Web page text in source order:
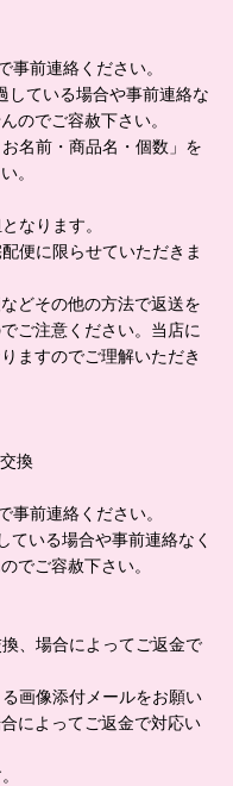
前連絡ください。
している場合や事前連絡な
のでご容赦下さい。
名前・商品名・個数」を
。
なります。
便に限らせていただきま
どその他の方法で返送を
ご注意ください。当店に
ますのでご理解いただき
換
前連絡ください。
ている場合や事前連絡なく
でご容赦下さい。
、場合によってご返金で
画像添付メールをお願い
によってご返金で対応い